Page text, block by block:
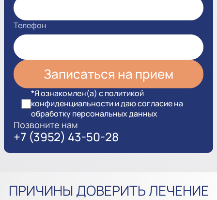
Телефон
*Я ознакомлен(а) с политикой
конфиденциальности и даю согласие на
обработку персональных данных
Позвоните нам
+7 (3952) 43-50-28
ПРИЧИНЫ ДОВЕРИТЬ ЛЕЧЕНИЕ